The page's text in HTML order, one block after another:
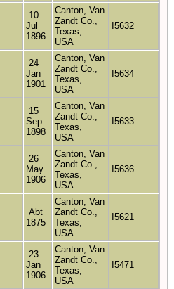
10
Jul
1896
Canton, Van
Zandt Co.,
Texas,
USA
I5632
24
Jan
1901
Canton, Van
Zandt Co.,
Texas,
USA
I5634
15
Sep
1898
Canton, Van
Zandt Co.,
Texas,
USA
I5633
26
May
1906
Canton, Van
Zandt Co.,
Texas,
USA
I5636
Abt
1875
Canton, Van
Zandt Co.,
Texas,
USA
I5621
23
Jan
1906
Canton, Van
Zandt Co.,
Texas,
USA
I5471